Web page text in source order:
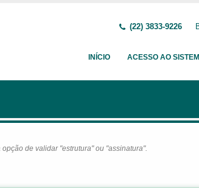
(22) 3833-9226
INÍCIO ACESSO AO
de validar "estrutura" ou "assinatura".